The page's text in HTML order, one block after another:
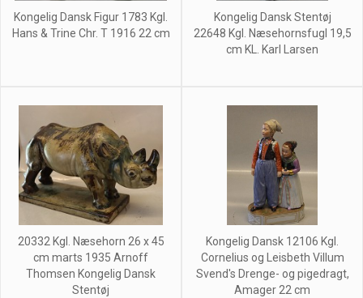
Kongelig Dansk Figur 1783 Kgl.
Hans & Trine Chr. T 1916 22 cm
Kongelig Dansk Stentøj
22648 Kgl. Næsehornsfugl 19,5
cm KL. Karl Larsen
20332 Kgl. Næsehorn 26 x 45
cm marts 1935 Arnoff
Thomsen Kongelig Dansk
Stentøj
Kongelig Dansk 12106 Kgl.
Cornelius og Leisbeth Villum
Svend's Drenge- og pigedragt,
Amager 22 cm